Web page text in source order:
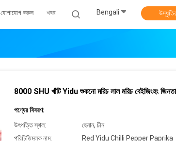
যোগাযোগ করুন খবর Bengali
8000 SHU খাঁটি Yidu শুকনো মরিচ লাল মরিচ বেইজিংহং জিনতা
পণ্যের বিবরণ:
উৎপত্তি স্থল:
হেনান, চীন
পরিচিতিমুলক নাম:
Red Yidu Chilli Pepper Paprika